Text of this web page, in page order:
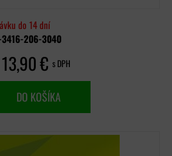
do 14 dní
3416-206-3040
13,90 € s DPH
DO KOŠÍKA